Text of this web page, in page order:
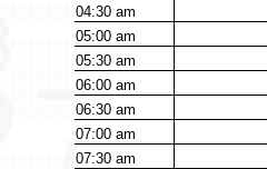
04:30am
05:00am
05:30am
06:00am
06:30am
07:00am
07:30am